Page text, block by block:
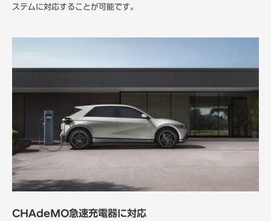
ステムに対応することが可能です。
CHAdeMO急速充電器に対応